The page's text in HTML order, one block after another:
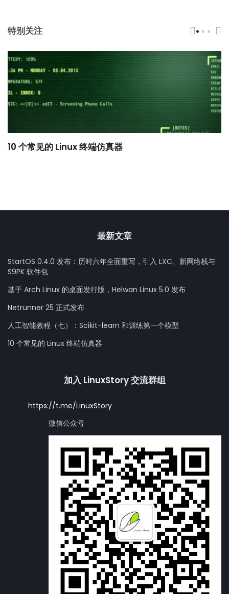
特别关注
10 个常见的 Linux 终端仿真器
最新文章
StartOS 0.4.0 发布：历时六年全面重写，引入 LXC、新网络栈与
S9PK 软件包
基于 Arch Linux 的桌面发行版，Helwan Linux 5.0 发布
Netrunner 25 正式发布
人工智能教程（七）：Scikit-learn 和训练第一个模型
10 个常见的 Linux 终端仿真器
加入 LinuxStory 交流群组
https://t.me/LinuxStory
微信公众号